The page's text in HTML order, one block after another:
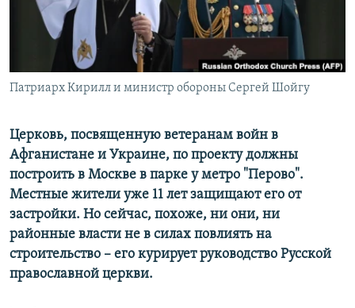
Патриарх Кирилл и министр обороны Сергей Шойгу
Церковь, посвященную ветеранам войн в
Афганистане и Украине, по проекту должны
построить в Москве в парке у метро "Перово".
Местные жители уже 11 лет защищают его от
застройки. Но сейчас, похоже, ни они, ни
районные власти не в силах повлиять на
строительство – его курирует руководство Русской
православной церкви.